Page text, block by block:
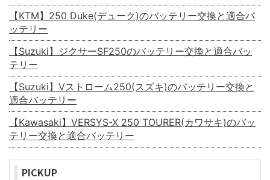
【KTM】250 Duke(デューク)のバッテリー交換と適合バ
ッテリー
【Suzuki】ジクサーSF250のバッテリー交換と適合バッ
テリー
【Suzuki】Vストローム250(スズキ)のバッテリー交換と
適合バッテリー
【Kawasaki】VERSYS-X 250 TOURER(カワサキ)のバッ
テリー交換と適合バッテリー
PICKUP